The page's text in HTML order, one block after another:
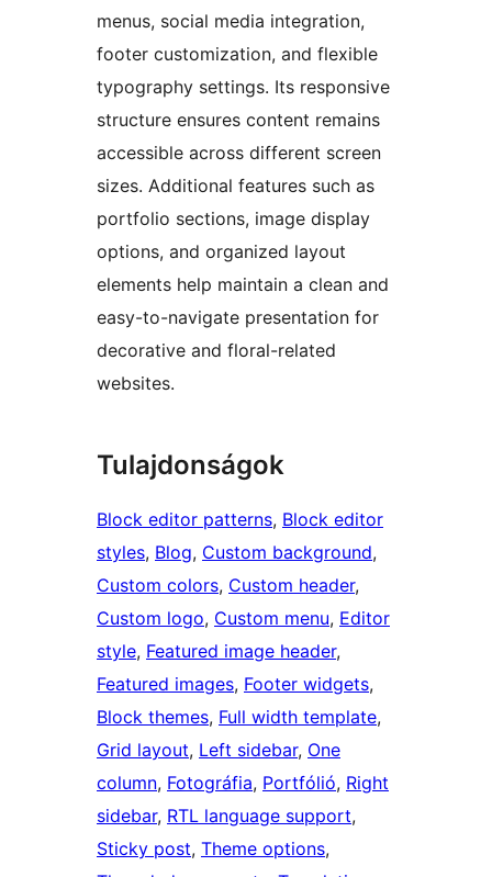
menus, social media integration,
footer customization, and flexible
typography settings. Its responsive
structure ensures content remains
accessible across different screen
sizes. Additional features such as
portfolio sections, image display
options, and organized layout
elements help maintain a clean and
easy-to-navigate presentation for
decorative and floral-related
websites.
Tulajdonságok
Block editor patterns, Block editor
styles, Blog, Custom background
Custom colors, Custom header
Custom logo, Custom menu, Editor
style, Featured image header
Featured images, Footer widgets
Block themes, Full width template
Grid layout, Left sidebar, One
column, Fotográfia, Portfólió, Right
sidebar, RTL language support
Sticky post, Theme options